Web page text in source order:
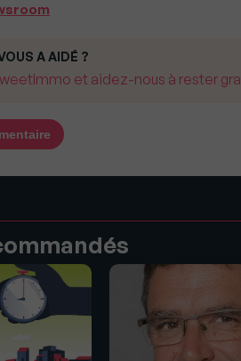
A AIDÉ ?
et aidez-nous à rester